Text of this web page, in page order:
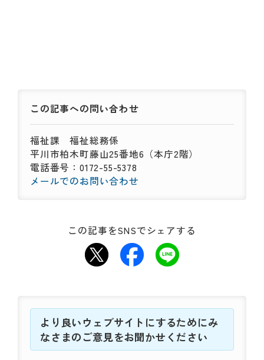
この記事への問い合わせ
福祉課 福祉総務係
平川市柏木町藤山25番地6（本庁2階）
電話番号：0172-55-5378
メールでのお問い合わせ
この記事をSNSでシェアする
より良いウェブサイトにするためにみ
なさまのご意見をお聞かせください